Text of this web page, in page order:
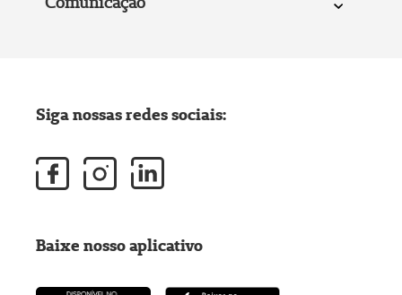
Siga nossas redes sociais:
Baixe nosso aplicativo